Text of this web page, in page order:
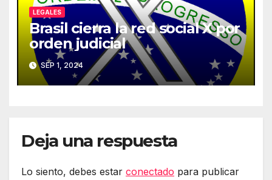
LEGALES
Brasil cierra la red social X por
orden judicial
SEP 1, 2024
Deja una respuesta
Lo siento, debes estar conectado para publicar